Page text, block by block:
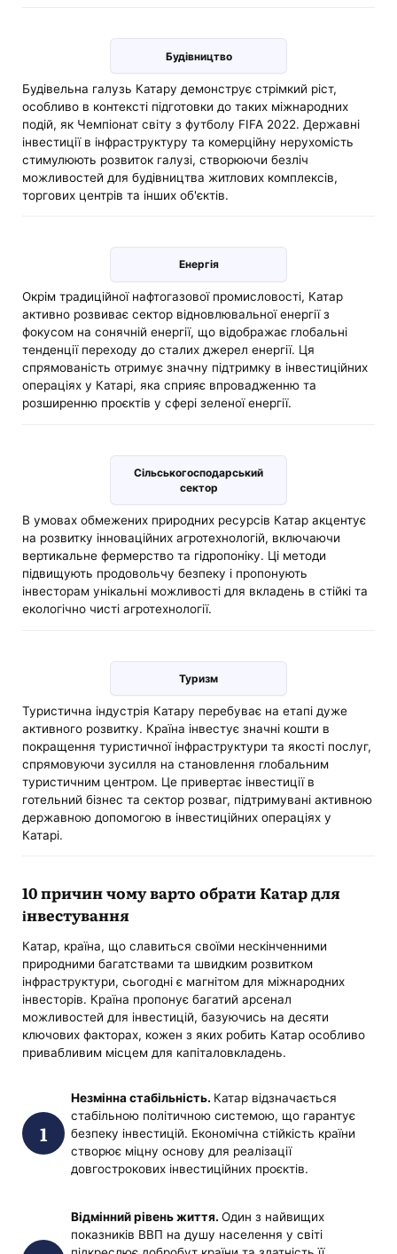
Будівництво
Будівельна галузь Катару демонструє стрімкий ріст,
особливо в контексті підготовки до таких міжнародних
подій, як Чемпіонат світу з футболу FIFA 2022. Державні
інвестиції в інфраструктуру та комерційну нерухомість
стимулюють розвиток галузі, створюючи безліч
можливостей для будівництва житлових комплексів,
торгових центрів та інших об'єктів.
Енергія
Окрім традиційної нафтогазової промисловості, Катар
активно розвиває сектор відновлювальної енергії з
фокусом на сонячній енергії, що відображає глобальні
тенденції переходу до сталих джерел енергії. Ця
спрямованість отримує значну підтримку в інвестиційних
операціях у Катарі, яка сприяє впровадженню та
розширенню проєктів у сфері зеленої енергії.
Сільськогосподарський
сектор
В умовах обмежених природних ресурсів Катар акцентує
на розвитку інноваційних агротехнологій, включаючи
вертикальне фермерство та гідропоніку. Ці методи
підвищують продовольчу безпеку і пропонують
інвесторам унікальні можливості для вкладень в стійкі та
екологічно чисті агротехнології.
Туризм
Туристична індустрія Катару перебуває на етапі дуже
активного розвитку. Країна інвестує значні кошти в
покращення туристичної інфраструктури та якості послуг,
спрямовуючи зусилля на становлення глобальним
туристичним центром. Це привертає інвестиції в
готельний бізнес та сектор розваг, підтримувані активною
державною допомогою в інвестиційних операціях у
Катарі.
10 причин чому варто обрати Катар для
інвестування
Катар, країна, що славиться своїми нескінченними
природними багатствами та швидким розвитком
інфраструктури, сьогодні є магнітом для міжнародних
інвесторів. Країна пропонує багатий арсенал
можливостей для інвестицій, базуючись на десяти
ключових факторах, кожен з яких робить Катар особливо
привабливим місцем для капіталовкладень.
Незмінна стабільність. Катар відзначається
стабільною політичною системою, що гарантує
безпеку інвестицій. Економічна стійкість країни
створює міцну основу для реалізації
довгострокових інвестиційних проєктів.
Відмінний рівень життя. Один з найвищих
показників ВВП на душу населення у світі